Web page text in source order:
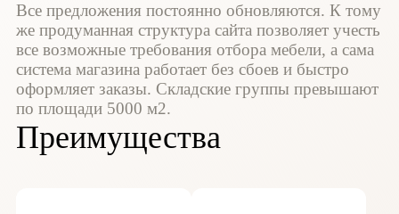
Все предложения постоянно обновляются. К тому
же продуманная структура сайта позволяет учесть
все возможные требования отбора мебели, а сама
система магазина работает без сбоев и быстро
оформляет заказы. Складские группы превышают
по площади 5000 м2.
Преимущества